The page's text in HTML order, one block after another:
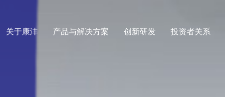
关于康沣 产品与解决方案 创新研发 投资者关系